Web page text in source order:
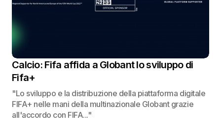
Calcio: Fifa affida a Globant lo sviluppo di
Fifa+
"Lo sviluppo e la distribuzione della piattaforma digitale
FIFA+ nelle mani della multinazionale Globant grazie
all'accordo con FIFA..."